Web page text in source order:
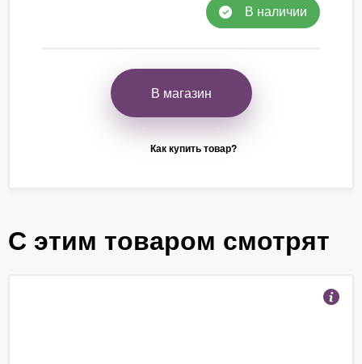
В наличии
В магазин
Как купить товар?
С этим товаром смотрят